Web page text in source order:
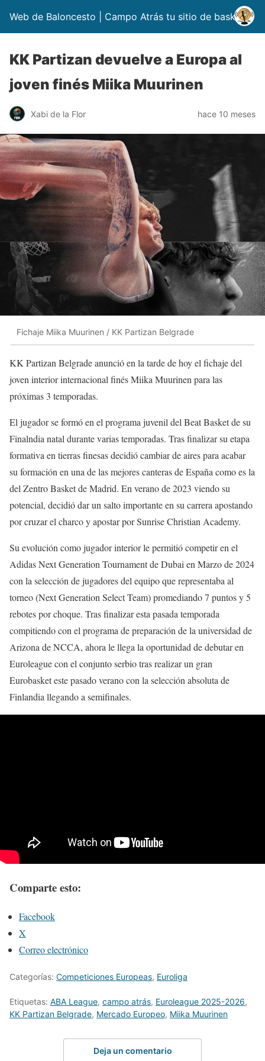
Web de Baloncesto | Campo Atrás tu sitio de basket
KK Partizan devuelve a Europa al
joven finés Miika Muurinen
Xabi de la Flor hace 10 meses
Fichaje Miika Muurinen / KK Partizan Belgrade
KK Partizan Belgrade anunció en la tarde de hoy el fichaje del
joven interior internacional finés Miika Muurinen para las
próximas 3 temporadas.
El jugador se formó en el programa juvenil del Beat Basket de su
Finalndia natal durante varias temporadas. Tras finalizar su etapa
formativa en tierras finesas decidió cambiar de aires para acabar
su formación en una de las mejores canteras de España como es la
del Zentro Basket de Madrid. En verano de 2023 viendo su
potencial, decidió dar un salto importante en su carrera apostando
por cruzar el charco y apostar por Sunrise Christian Academy.
Su evolución como jugador interior le permitió competir en el
Adidas Next Generation Tournament de Dubai en Marzo de 2024
con la selección de jugadores del equipo que representaba al
torneo (Next Generation Select Team) promediando 7 puntos y 5
rebotes por choque. Tras finalizar esta pasada temporada
compitiendo con el programa de preparación de la universidad de
Arizona de NCCA, ahora le llega la oportunidad de debutar en
Euroleague con el conjunto serbio tras realizar un gran
Eurobasket este pasado verano con la selección absoluta de
Finlandia llegando a semifinales.
Comparte esto:
Facebook
X
Correo electrónico
Categorías: Competiciones Europeas, Euroliga
Etiquetas: ABA League, campo atrás, Euroleague 2025-2026,
KK Partizan Belgrade, Mercado Europeo, Miika Muurinen
Deja un comentario